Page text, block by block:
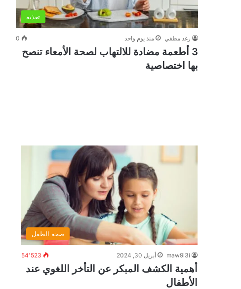
تغذية
رغد مطفي منذ يوم واحد 0
3 أطعمة مضادة للالتهاب لصحة الأمعاء تنصح
بها اختصاصية
صحة الطفل
maw9i3i أبريل 30, 2024 54٬523
أهمية الكشف المبكر عن التأخر اللغوي عند
الأطفال